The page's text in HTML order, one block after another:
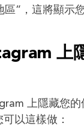
區”，這將顯示
上
上隱藏​​您
以這樣做：